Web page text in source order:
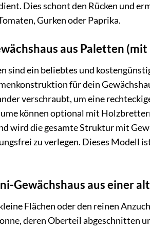
Dies schont den Rücken und
Gurken oder Paprika.
aus Paletten
sind ein beliebtes und
für dein
verschraubt, um eine
können optional mit
wird die gesamte Struktur mit
zu verlegen. Dieses Modell
Gewächshaus aus einer
Flächen oder den reinen
deren Oberteil abgeschnitten